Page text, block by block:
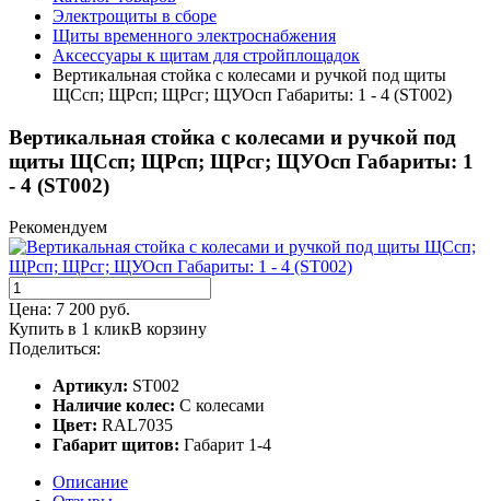
Электрощиты в сборе
Щиты временного электроснабжения
Аксессуары к щитам для стройплощадок
Вертикальная стойка с колесами и ручкой под щиты
ЩСсп; ЩРсп; ЩРсг; ЩУОсп Габариты: 1 - 4 (ST002)
Вертикальная стойка с колесами и ручкой под
щиты ЩСсп; ЩРсп; ЩРсг; ЩУОсп Габариты: 1
- 4 (ST002)
Рекомендуем
Цена: 7 200 руб.
Купить в 1 кликВ корзину
Поделиться:
Артикул: ST002
Наличие колес: С колесами
Цвет: RAL7035
Габарит щитов: Габарит 1-4
Описание